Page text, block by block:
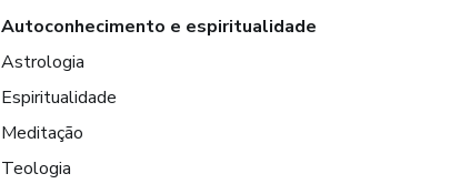
Autoconhecimento e espiritualidade
Astrologia
Espiritualidade
Meditação
Teologia